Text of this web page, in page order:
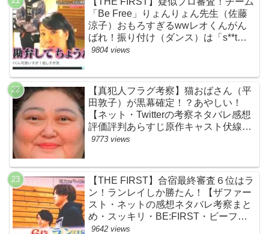
「Be Free」りょんりょん先生（佐藤
涼子）おもろすぎるwwレオくんがん
ばれ！振り付け（ダンス）は「s**t
kingz」のOguri・Kazuki！豪華！【ネ
BE:FIRST・ビーファースト】
9804 views
【真犯人フラグ考察】猫おばさん（平
田敦子）が黒幕確定！？あやしい！
【ネット・Twitterの考察ネタバレ感想
評価評判あらすじ原作キャスト伏線ま
とめ】
9773 views
【THE FIRST】合宿最終審査６位はラ
ン！ランレイしか勝たん！【ザファー
スト・ネットの感想ネタバレ考察まと
め・スッキリ・BE:FIRST・ビーファ
ースト】
9642 views